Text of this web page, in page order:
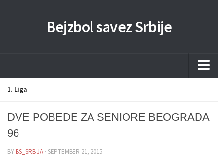
Bejzbol savez Srbije
Home
Liga
1. Liga
DVE POBEDE ZA SENIORE BEOGRADA
96
BY BS_SRBIJA · SEPTEMBER 21, 2015